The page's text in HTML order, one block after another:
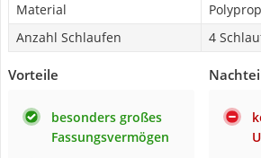
Material
Anzahl Schlaufen
4
Vorteile
besonders großes
Fassungsvermögen